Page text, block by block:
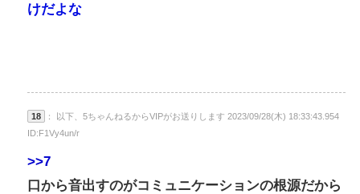
けだよな
18
： 以下、5ちゃんねるからVIPがお送りします 2023/09/28(木) 18:33:43.954
ID:F1Vy4un/r
>>7
口から音出すのがコミュニケーションの根源だから